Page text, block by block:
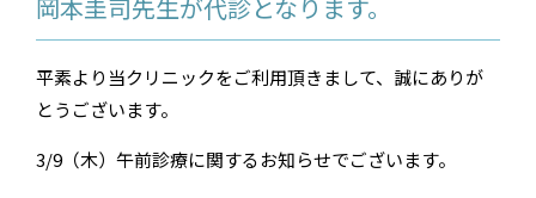
岡本圭司先生が代診となります。
平素より当クリニックをご利用頂きまして、誠にありが
とうございます。
3/9（木）午前診療に関するお知らせでございます。